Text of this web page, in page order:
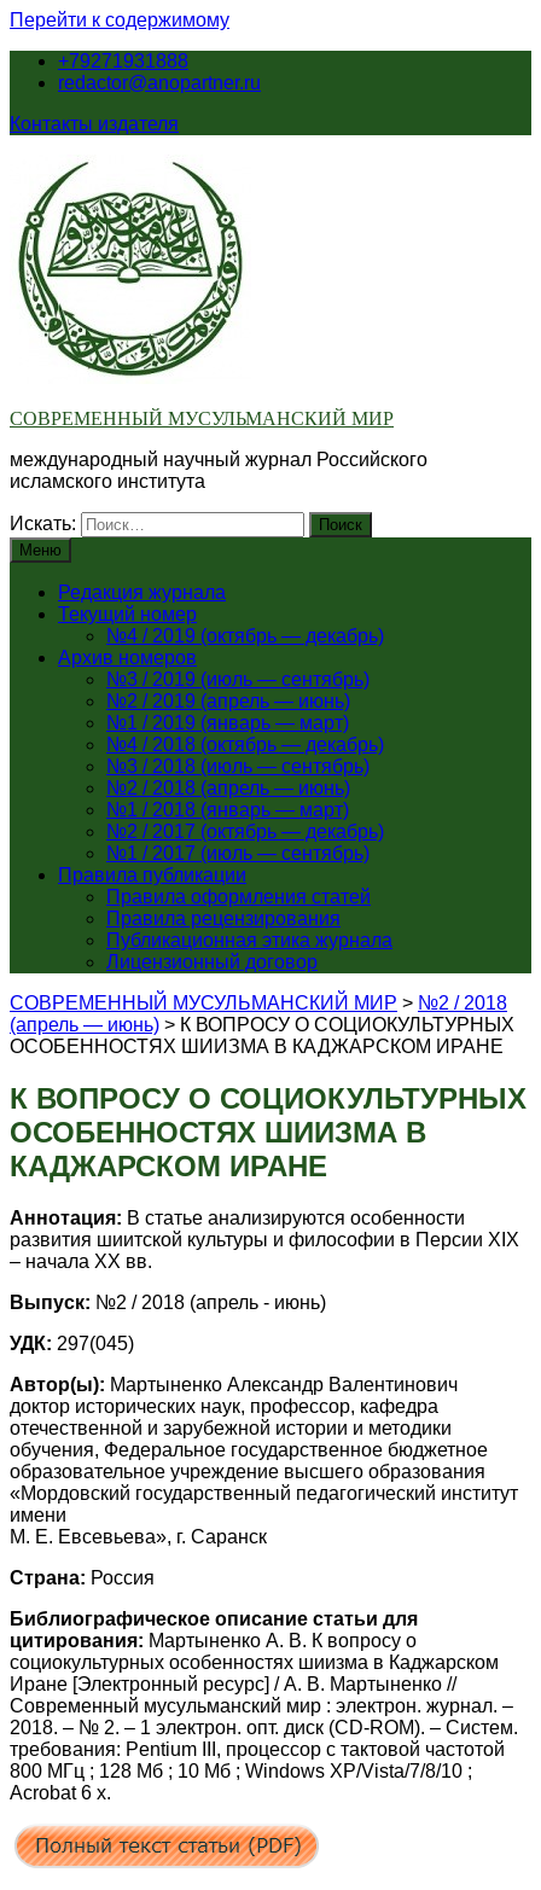
Перейти к содержимому
+79271931888
redactor@anopartner.ru
Контакты издателя
СОВРЕМЕННЫЙ МУСУЛЬМАНСКИЙ МИР
международный научный журнал Российского
исламского института
Искать:
Меню
Редакция журнала
Текущий номер
№4 / 2019 (октябрь — декабрь)
Архив номеров
№3 / 2019 (июль — сентябрь)
№2 / 2019 (апрель — июнь)
№1 / 2019 (январь — март)
№4 / 2018 (октябрь — декабрь)
№3 / 2018 (июль — сентябрь)
№2 / 2018 (апрель — июнь)
№1 / 2018 (январь — март)
№2 / 2017 (октябрь — декабрь)
№1 / 2017 (июль — сентябрь)
Правила публикации
Правила оформления статей
Правила рецензирования
Публикационная этика журнала
Лицензионный договор
СОВРЕМЕННЫЙ МУСУЛЬМАНСКИЙ МИР > №2 / 2018
(апрель — июнь) > К ВОПРОСУ О СОЦИОКУЛЬТУРНЫХ
ОСОБЕННОСТЯХ ШИИЗМА В КАДЖАРСКОМ ИРАНЕ
К ВОПРОСУ О СОЦИОКУЛЬТУРНЫХ
ОСОБЕННОСТЯХ ШИИЗМА В
КАДЖАРСКОМ ИРАНЕ
Аннотация: В статье анализируются особенности
развития шиитской культуры и философии в Персии XIX
– начала ХХ вв.
Выпуск: №2 / 2018 (апрель - июнь)
УДК: 297(045)
Автор(ы): Мартыненко Александр Валентинович
доктор исторических наук, профессор, кафедра
отечественной и зарубежной истории и методики
обучения, Федеральное государственное бюджетное
образовательное учреждение высшего образования
«Мордовский государственный педагогический институт
имени
М. Е. Евсевьева», г. Саранск
Страна: Россия
Библиографическое описание статьи для
цитирования: Мартыненко А. В. К вопросу о
социокультурных особенностях шиизма в Каджарском
Иране [Электронный ресурс] / А. В. Мартыненко //
Современный мусульманский мир : электрон. журнал. –
2018. – № 2. – 1 электрон. опт. диск (CD-ROM). – Систем.
требования: Pentium III, процессор с тактовой частотой
800 МГц ; 128 Мб ; 10 Мб ; Windows XP/Vista/7/8/10 ;
Acrobat 6 х.